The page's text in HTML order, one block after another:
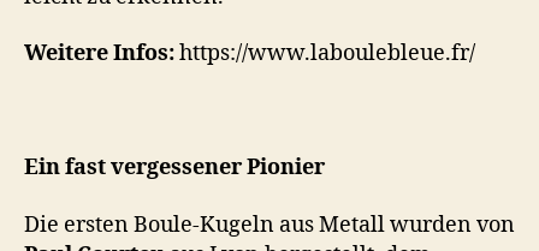
Weitere Infos:https://www.laboulebleue.fr/
Ein fast vergessener Pionier
Die ersten Boule-Kugeln aus Metall wurden von